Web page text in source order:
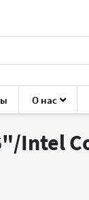
О нас
Intel